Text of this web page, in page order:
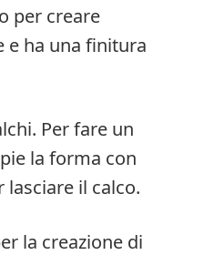
per creare
e ha una finitura
Per fare un
la forma con
il calco.
la creazione di